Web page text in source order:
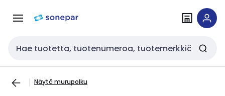
navigointiinsisältöön
Haku
Näytä murupolku